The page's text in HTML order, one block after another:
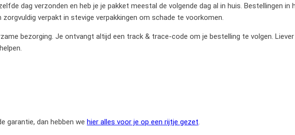
dag verzonden en heb je je pakket meestal de volgende dag al in huis. Bestellingen in
verpakt in stevige verpakkingen om schade te voorkomen.
bezorging. Je ontvangt altijd een track & trace-code om je bestelling te volgen.
garantie, dan hebben we hier alles voor je op een rijtje gezet.